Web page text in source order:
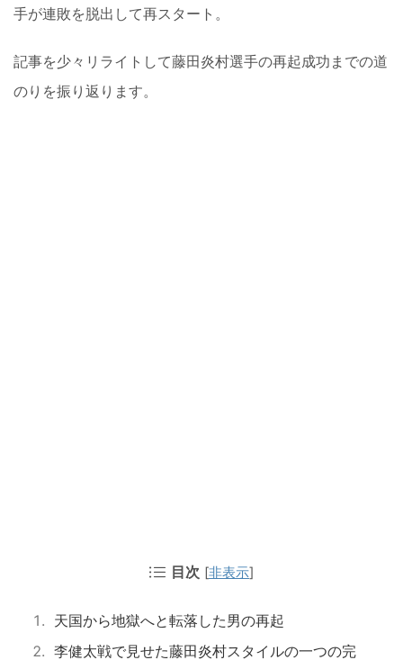
手が連敗を脱出して再スタート。
記事を少々リライトして藤田炎村選手の再起成功までの道
のりを振り返ります。
目次 [非表示]
天国から地獄へと転落した男の再起
李健太戦で見せた藤田炎村スタイルの一つの完